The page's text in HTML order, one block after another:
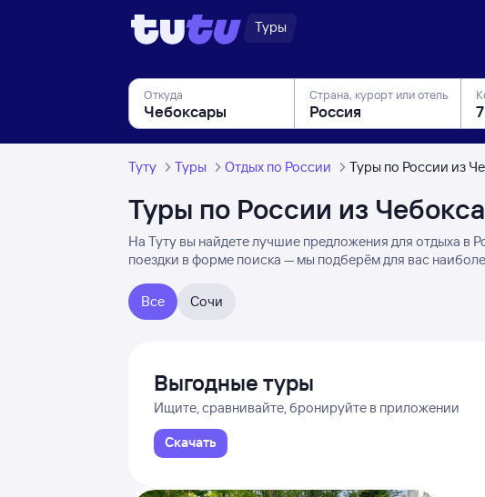
Туры
Откуда Страна, курорт или отель
Туту Туры Отдых по России Туры по России из
Туры по России из
На Туту вы найдете лучшие предложения для отдыха в
поездки в форме поиска — мы подберём для вас
Все Сочи
Выгодные туры
Ищите, сравнивайте, бронируйте в приложении
Скачать